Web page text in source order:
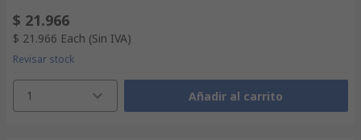
$ 21.966
$ 21.966 Each (Sin IVA)
Revisar stock
1 Añadir al carrito